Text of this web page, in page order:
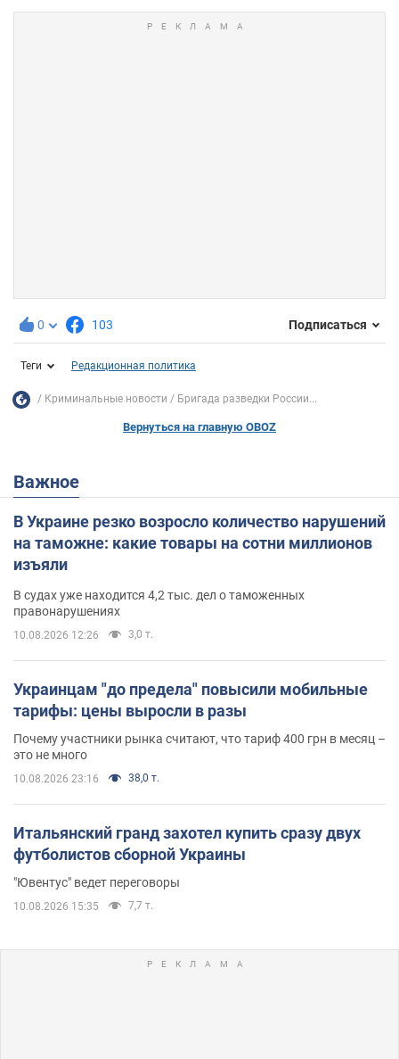
0 103 Подписаться
Теги Редакционная политика
Криминальные новости Бригада разведки России...
Вернуться на главную OBOZ
Важное
В Украине резко возросло количество нарушений
на таможне: какие товары на сотни миллионов
изъяли
В судах уже находится 4,2 тыс. дел о таможенных
правонарушениях
10.08.2026 12:26 3,0 т.
Украинцам "до предела" повысили мобильные
тарифы: цены выросли в разы
Почему участники рынка считают, что тариф 400 грн в месяц –
это не много
10.08.2026 23:16 38,0 т.
Итальянский гранд захотел купить сразу двух
футболистов сборной Украины
"Ювентус" ведет переговоры
10.08.2026 15:35 7,7 т.